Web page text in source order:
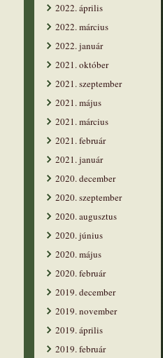
2022. április
2022. március
2022. január
2021. október
2021. szeptember
2021. május
2021. március
2021. február
2021. január
2020. december
2020. szeptember
2020. augusztus
2020. június
2020. május
2020. február
2019. december
2019. november
2019. április
2019. február